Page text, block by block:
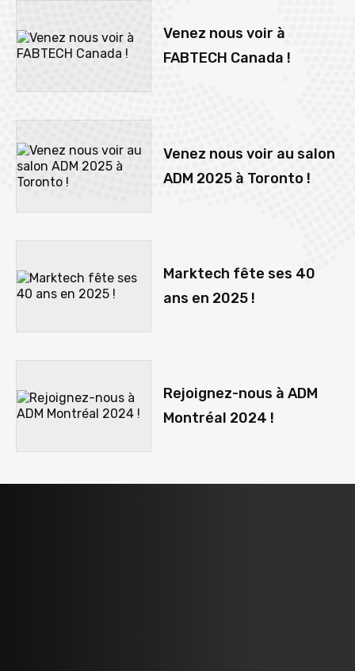
Venez nous voir à
FABTECH Canada !
Venez nous voir au salon
ADM 2025 à Toronto !
Marktech fête ses 40
ans en 2025 !
Rejoignez-nous à ADM
Montréal 2024 !